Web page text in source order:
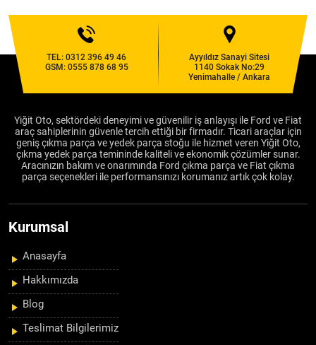
TEL:0312 396 49 46
GSM: 0555 878 68 95
Ayyıldız Sanayi Sitesi
1140 Sokak No:29
Yenimahalle / Ankara
Yiğit Oto, sektördeki deneyimi ve güvenilir iş anlayışı ile Ford ve Fiat
araç sahiplerinin güvenle tercih ettiği bir firmadır. Ticari araçlar için
geniş çıkma parça ve yedek parça stoğu ile hizmet veren Yiğit Oto,
çıkma yedek parça temininde kaliteli ve ekonomik çözümler sunar.
Aracınızın bakım ve onarımında Ford çıkma parça ve Fiat çıkma
parça seçenekleri ile performansınızı korumanız artık çok kolay.
Kurumsal
Anasayfa
Hakkımızda
Blog
Teslimat Bilgilerimiz